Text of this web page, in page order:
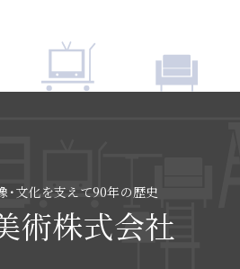
･文化を支えて90年の歴史
術株式会社